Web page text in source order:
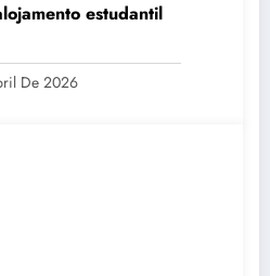
estudantil
De 2026